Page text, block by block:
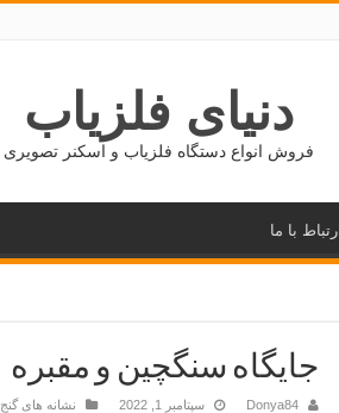
دنیای فلزیاب
فروش انواع دستگاه فلزیاب و اسکنر تصویری
ارتباط با ما
جایگاه سنگچین و مقبره
Donya84 سپتامبر 1, 2022 نشانه های گنج